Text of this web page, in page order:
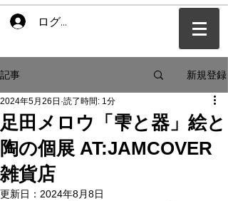
ログイン
記事 新規登録
足田メロウ「雫と器」絵と
陶の個展 AT:JAMCOVER
雑貨店
2024年5月26日 読了時間: 1分
更新日： 2024年8月8日